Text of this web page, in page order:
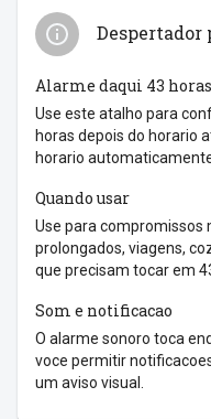
Despertador
Alarme daqui 43 horas
Use este atalho para
horas depois do horario
horario
Quando usar
Use para compromissos
prolongados, viagens,
que precisam tocar em
Som e notificacao
O alarme sonoro toca
voce permitir
um aviso visual.